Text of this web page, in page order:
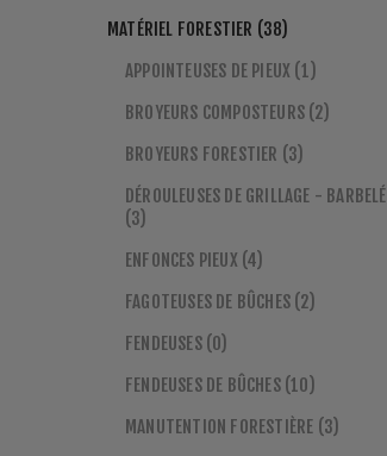
MATÉRIEL FORESTIER (38)
APPOINTEUSES DE PIEUX (1)
BROYEURS COMPOSTEURS (2)
BROYEURS FORESTIER (3)
DÉROULEUSES DE GRILLAGE - BARBELÉ
(3)
ENFONCES PIEUX (4)
FAGOTEUSES DE BÛCHES (2)
FENDEUSES (0)
FENDEUSES DE BÛCHES (10)
MANUTENTION FORESTIÈRE (3)